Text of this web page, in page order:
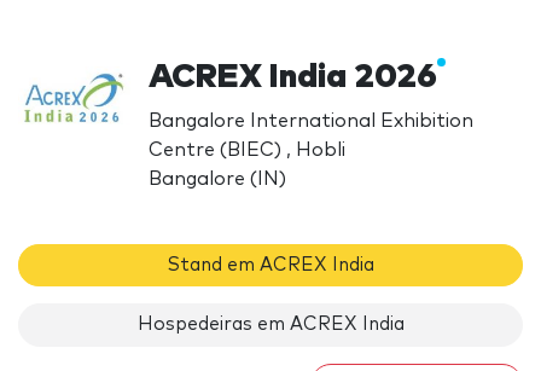
ACREX India 2026
Bangalore International Exhibition
Centre (BIEC) , Hobli
Bangalore (IN)
Stand em ACREX India
Hospedeiras em ACREX India